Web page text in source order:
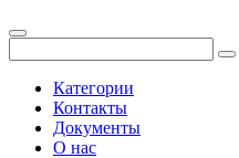
Категории
Контакты
Документы
О нас